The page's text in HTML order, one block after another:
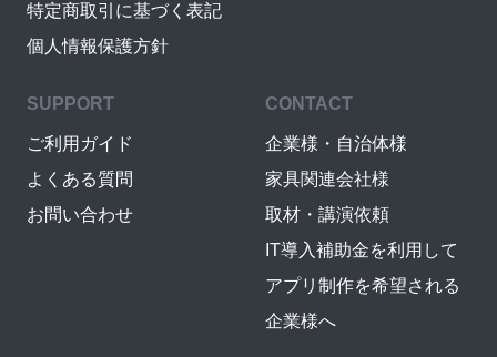
特定商取引に基づく表記
個人情報保護方針
SUPPORT
ご利用ガイド
よくある質問
お問い合わせ
CONTACT
企業様・自治体様
家具関連会社様
取材・講演依頼
IT導入補助金を利用して
アプリ制作を希望される
企業様へ